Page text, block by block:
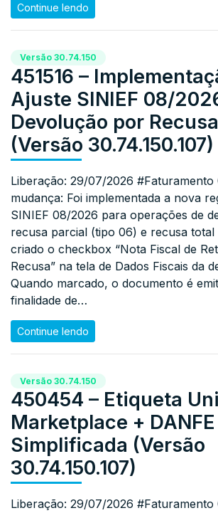
Continue lendo
Versão 30.74.150
451516 –
Ajuste SINIEF 08/
Devolução por
(Versão 30.74.150.107)
Liberação: 29/07/2026 #Faturamento
mudança: Foi implementada a nova
SINIEF 08/2026 para operações de
recusa parcial (tipo 06) e recusa total
criado o checkbox “Nota Fiscal de
Recusa” na tela de Dados Fiscais da
Quando marcado, o documento é
finalidade de…
Continue lendo
Versão 30.74.150
450454 – Etiqueta
Marketplace + DANFE
Simplificada (Versão
30.74.150.107)
Liberação: 29/07/2026 #Faturamento